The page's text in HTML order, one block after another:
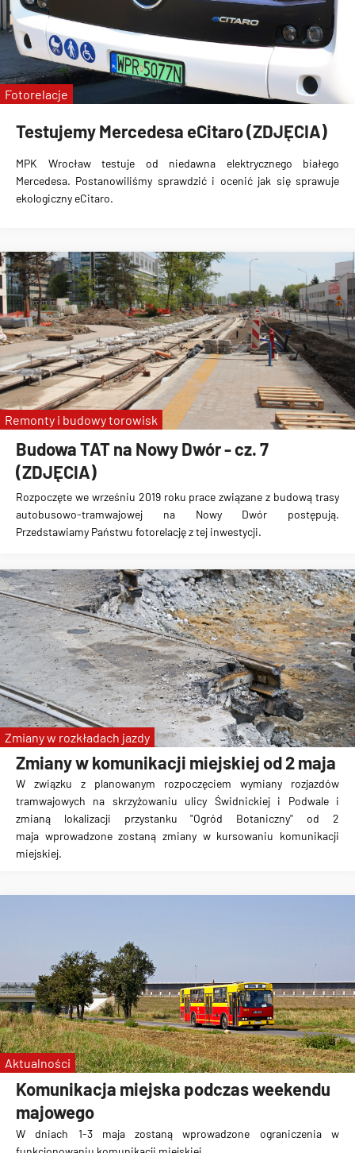
Testujemy Mercedesa eCitaro (ZDJĘCIA)
MPK Wrocław testuje od niedawna elektrycznego białego
Mercedesa. Postanowiliśmy sprawdzić i ocenić jak się sprawuje
ekologiczny eCitaro.
Fotorelacje
Budowa TAT na Nowy Dwór - cz. 7
(ZDJĘCIA)
Rozpoczęte we wrześniu 2019 roku prace związane z budową trasy
autobusowo-tramwajowej na Nowy Dwór postępują.
Przedstawiamy Państwu fotorelację z tej inwestycji.
Remonty i budowy torowisk
Zmiany w komunikacji miejskiej od 2 maja
W związku z planowanym rozpoczęciem wymiany rozjazdów
tramwajowych na skrzyżowaniu ulicy Świdnickiej i Podwale i
zmianą lokalizacji przystanku "Ogród Botaniczny" od 2
maja wprowadzone zostaną zmiany w kursowaniu komunikacji
miejskiej.
Zmiany w rozkładach jazdy
Komunikacja miejska podczas weekendu
majowego
W dniach 1-3 maja zostaną wprowadzone ograniczenia w
Aktualności